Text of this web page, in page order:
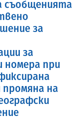
съобщенията
за
за
номера при
промяна на